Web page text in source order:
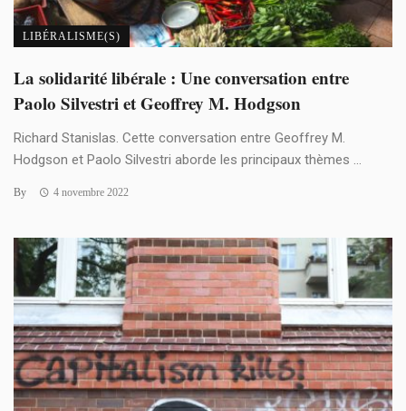
LIBÉRALISME(S)
La solidarité libérale : Une conversation entre
Paolo Silvestri et Geoffrey M. Hodgson
Richard Stanislas. Cette conversation entre Geoffrey M.
Hodgson et Paolo Silvestri aborde les principaux thèmes ...
By 4 novembre 2022